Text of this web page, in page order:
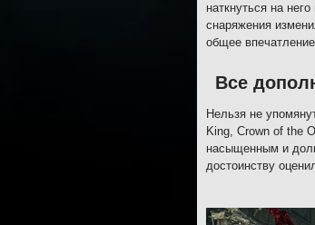
наткнуться на
снаряжения
общее
Все
Нельзя не
King, Crown of the
насыщенным и
достоинству